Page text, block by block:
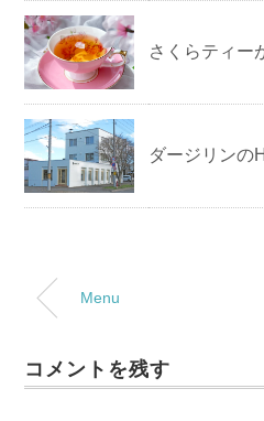
さくらティー
ダージリンの
Menu
コメントを残す